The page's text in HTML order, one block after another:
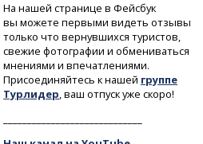
На нашей странице в Фейсбук
вы можете первыми видеть отзывы
только что вернувшихся туристов,
свежие фотографии и обмениваться
мнениями и впечатлениями.
Присоединяйтесь к нашей группе
Турлидер, ваш отпуск уже скоро!